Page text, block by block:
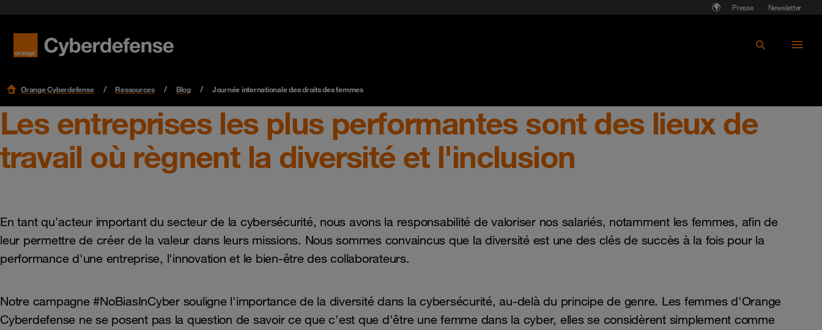
Presse Newsletter
Orange Cyberdefense Ressources Blog Journée internationale des droits des femmes
Les entreprises les plus performantes sont des lieux de
travail où règnent la diversité et l'inclusion
En tant qu'acteur important du secteur de la cybersécurité, nous avons la responsabilité de valoriser nos salariés, notamment les femmes, afin de
leur permettre de créer de la valeur dans leurs missions. Nous sommes convaincus que la diversité est une des clés de succès à la fois pour la
performance d'une entreprise, l'innovation et le bien-être des collaborateurs.
Notre campagne #NoBiasInCyber souligne l'importance de la diversité dans la cybersécurité, au-delà du principe de genre. Les femmes d'Orange
Cyberdefense ne se posent pas la question de savoir ce que c'est que d'être une femme dans la cyber, elles se considèrent simplement comme